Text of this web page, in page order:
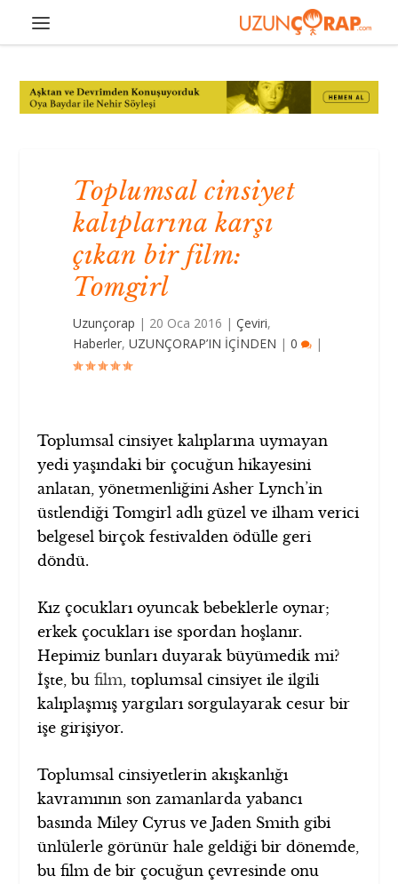
Toplumsal cinsiyet
kalıplarına karşı
çıkan bir film:
Tomgirl
Uzunçorap | 20 Oca 2016 |Çeviri,
Haberler,UZUNÇORAP’IN İÇİNDEN |0 |
Toplumsal cinsiyet kalıplarına uymayan
yedi yaşındaki bir çocuğun hikayesini
anlatan, yönetmenliğini Asher Lynch’in
üstlendiği Tomgirl adlı güzel ve ilham verici
belgesel birçok festivalden ödülle geri
döndü.
Kız çocukları oyuncak bebeklerle oynar;
erkek çocukları ise spordan hoşlanır.
Hepimiz bunları duyarak büyümedik mi?
İşte, bufilm, toplumsal cinsiyet ile ilgili
kalıplaşmış yargıları sorgulayarak cesur bir
işe girişiyor.
Toplumsal cinsiyetlerin akışkanlığı
kavramının son zamanlarda yabancı
basında Miley Cyrus ve Jaden Smith gibi
ünlülerle görünür hale geldiği bir dönemde,
bu film de bir çocuğun çevresinde onu